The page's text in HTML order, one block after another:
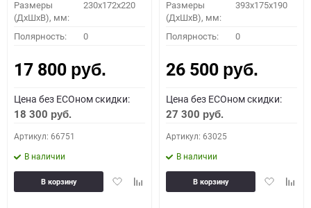
ПОДОБРАТЬ
Как определить полярность?
0 - обратная 1 - прямая 3 - обратная 4 - прямая
Размеры
(ДхШхВ), мм:
230x172x220
Полярность: 0
17 800 руб.
Цена без ECOном скидки:
18 300 руб.
Артикул: 66751
В наличии
ДобавитьДобавить
В корзину
Размеры
(ДхШхВ), мм:
393x175x190
Полярность: 0
26 500 руб.
Цена без ECOном скидки:
27 300 руб.
Артикул: 63025
В наличии
Добавить
В корзину